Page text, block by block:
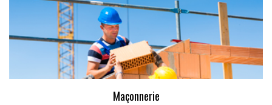
Maçonnerie